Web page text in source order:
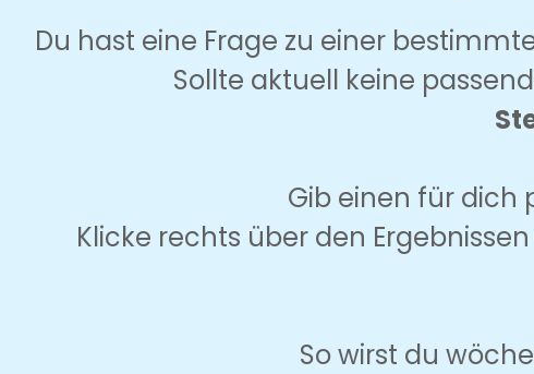
Du hast eine Frage zu einer
Sollte aktuell keine
Gib einen für dich
Klicke rechts über den
So wirst du